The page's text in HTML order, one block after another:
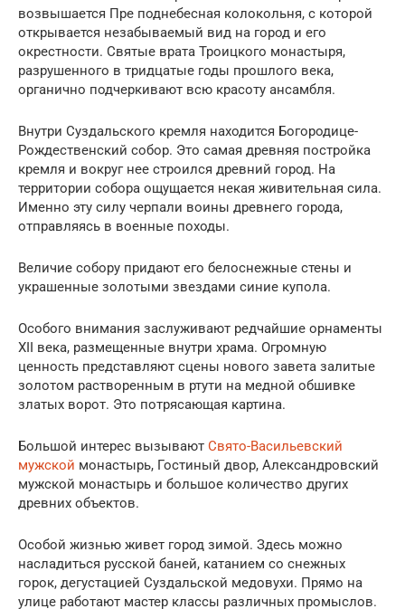
возвышается Пре поднебесная колокольня, с которой
открывается незабываемый вид на город и его
окрестности. Святые врата Троицкого монастыря,
разрушенного в тридцатые годы прошлого века,
органично подчеркивают всю красоту ансамбля.
Внутри Суздальского кремля находится Богородице-
Рождественский собор. Это самая древняя постройка
кремля и вокруг нее строился древний город. На
территории собора ощущается некая живительная сила.
Именно эту силу черпали воины древнего города,
отправляясь в военные походы.
Величие собору придают его белоснежные стены и
украшенные золотыми звездами синие купола.
Особого внимания заслуживают редчайшие орнаменты
XII века, размещенные внутри храма. Огромную
ценность представляют сцены нового завета залитые
золотом растворенным в ртути на медной обшивке
златых ворот. Это потрясающая картина.
Большой интерес вызывают Свято-Васильевский
мужской монастырь, Гостиный двор, Александровский
мужской монастырь и большое количество других
древних объектов.
Особой жизнью живет город зимой. Здесь можно
насладиться русской баней, катанием со снежных
горок, дегустацией Суздальской медовухи. Прямо на
улице работают мастер классы различных промыслов.